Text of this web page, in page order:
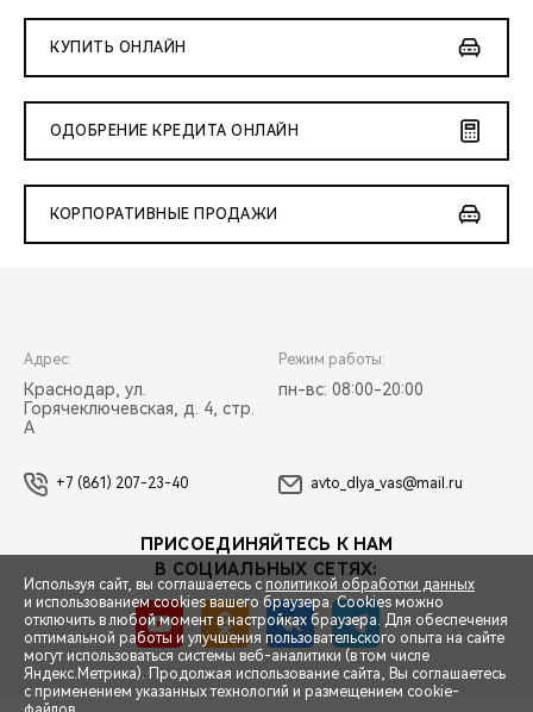
СПЕЦПРЕДЛОЖЕНИЯ
КУПИТЬ ОНЛАЙН
ОДОБРЕНИЕ КРЕДИТА ОНЛАЙН
КОРПОРАТИВНЫЕ ПРОДАЖИ
Адрес:
Краснодар, ул.
Горячеключевская, д. 4, стр.
А
Режим работы:
пн-вс: 08:00-20:00
+7 (861) 207-23-40 avto_dlya_vas@mail.ru
ПРИСОЕДИНЯЙТЕСЬ К НАМ
В СОЦИАЛЬНЫХ СЕТЯХ:
Используя сайт, вы соглашаетесь с политикой обработки данных
и использованием cookies вашего браузера. Cookies можно
отключить в любой момент в настройках браузера. Для обеспечения
оптимальной работы и улучшения пользовательского опыта на сайте
могут использоваться системы веб-аналитики (в том числе
Яндекс.Метрика). Продолжая использование сайта, Вы соглашаетесь
с применением указанных технологий и размещением cookie-